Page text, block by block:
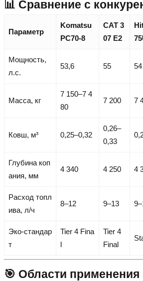
📊 Сравнение с
Параметр
Komatsu
PC70-8
CAT 3
07 E2
Мощность,
л.с.
53,6 55 54
Масса, кг
7 150–7 4
80
7 200 7
Ковш, м³ 0,25–0,32
0,26–
0,33
Глубина коп
ания, мм
4 340 4 250 4
Расход топл
ива, л/ч
8–12 9–13
Эко-стандар
т
Tier 4 Fina
l
Tier 4
Final
🎯 Области применения